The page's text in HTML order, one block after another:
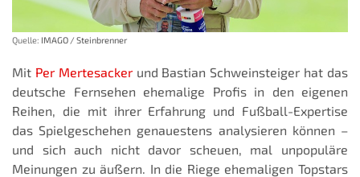
Quelle: IMAGO / Steinbrenner
Mit Per Mertesackerund Bastian Schweinsteiger hat das
deutsche Fernsehen ehemalige Profis in den eigenen
Reihen, die mit ihrer Erfahrung und Fußball-Expertise
das Spielgeschehen genauestens analysieren können –
und sich auch nicht davor scheuen, mal unpopuläre
Meinungen zu äußern. In die Riege ehemaligen Topstars